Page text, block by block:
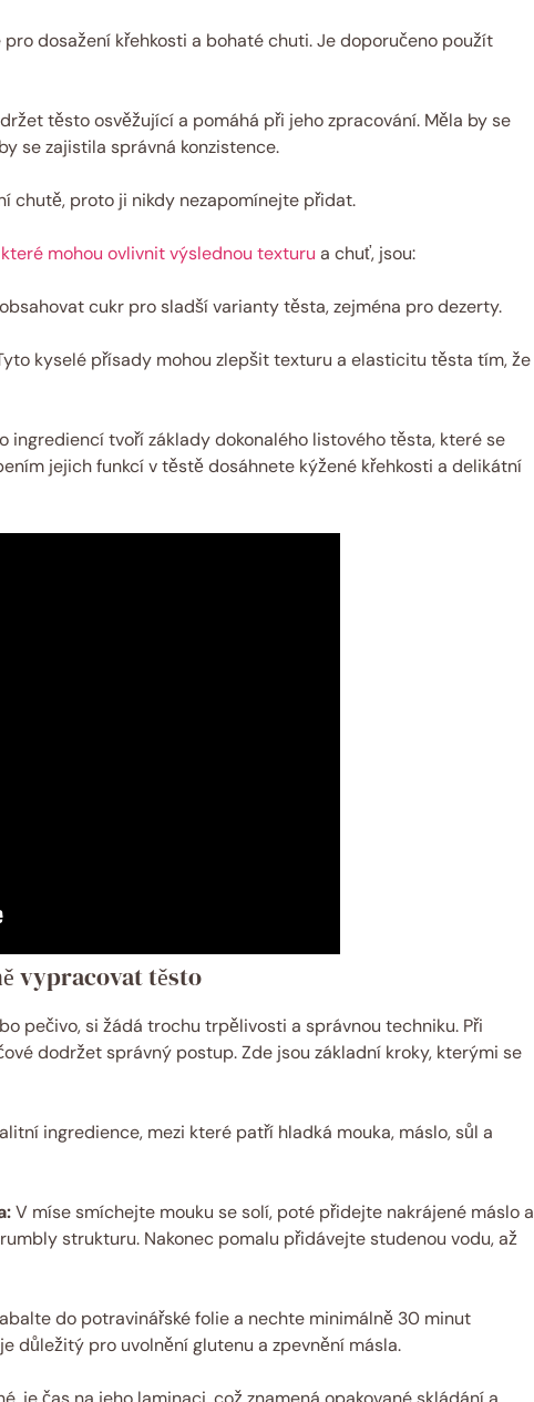
dosažení křehkosti a bohaté chuti. Je doporučeno použít
těsto osvěžující a pomáhá při jeho zpracování. Měla by se
se zajistila správná konzistence.
chutě, proto ji nikdy nezapomínejte přidat.
které mohou ovlivnit výslednou texturu a chuť, jsou:
cukr pro sladší varianty těsta, zejména pro dezerty.
kyselé přísady mohou zlepšit texturu a elasticitu těsta tím, že
ingrediencí tvoří základy dokonalého listového těsta, které se
jejich funkcí v těstě dosáhnete kýžené křehkosti a delikátní
vypracovat těsto
pečivo, si žádá trochu trpělivosti a správnou techniku. Při
dodržet správný postup. Zde jsou základní kroky, kterými se
ingredience, mezi které patří hladká mouka, máslo, sůl a
V míse smíchejte mouku se solí, poté přidejte nakrájené máslo a
strukturu. Nakonec pomalu přidávejte studenou vodu, až
do potravinářské folie a nechte minimálně 30 minut
důležitý pro uvolnění glutenu a zpevnění másla.